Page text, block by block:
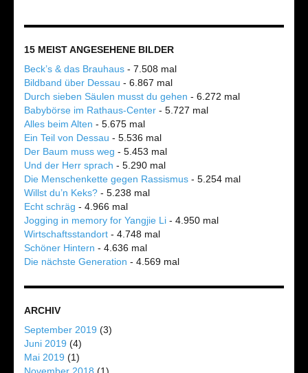
15 MEIST ANGESEHENE BILDER
Beck’s & das Brauhaus - 7.508 mal
Bildband über Dessau - 6.867 mal
Durch sieben Säulen musst du gehen - 6.272 mal
Babybörse im Rathaus-Center - 5.727 mal
Alles beim Alten - 5.675 mal
Ein Teil von Dessau - 5.536 mal
Der Baum muss weg - 5.453 mal
Und der Herr sprach - 5.290 mal
Die Menschenkette gegen Rassismus - 5.254 mal
Willst du’n Keks? - 5.238 mal
Echt schräg - 4.966 mal
Jogging in memory for Yangjie Li - 4.950 mal
Wirtschaftsstandort - 4.748 mal
Schöner Hintern - 4.636 mal
Die nächste Generation - 4.569 mal
ARCHIV
September 2019 (3)
Juni 2019 (4)
Mai 2019 (1)